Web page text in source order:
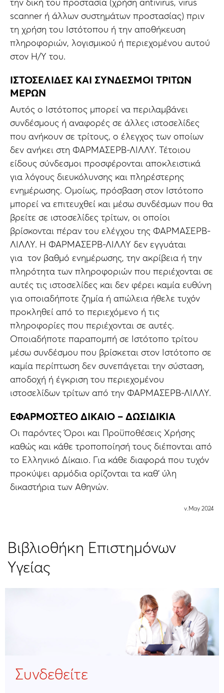
την δική του προστασία (χρήση antivirus, virus
scanner ή άλλων συστημάτων προστασίας) πριν
τη χρήση του Ιστότοπου ή την αποθήκευση
πληροφοριών, λογισμικού ή περιεχομένου αυτού
στον Η/Υ του.
ΙΣΤΟΣΕΛΙΔΕΣ ΚΑΙ ΣΥΝΔΕΣΜΟΙ ΤΡΙΤΩΝ
ΜΕΡΩΝ
Αυτός ο Ιστότοπος μπορεί να περιλαμβάνει
συνδέσμους ή αναφορές σε άλλες ιστοσελίδες
που ανήκουν σε τρίτους, ο έλεγχος των οποίων
δεν ανήκει στη ΦΑΡΜΑΣΕΡΒ-ΛΙΛΛΥ. Τέτοιου
είδους σύνδεσμοι προσφέρονται αποκλειστικά
για λόγους διευκόλυνσης και πληρέστερης
ενημέρωσης. Ομοίως, πρόσβαση στον Ιστότοπο
μπορεί να επιτευχθεί και μέσω συνδέσμων που θα
βρείτε σε ιστοσελίδες τρίτων, οι οποίοι
βρίσκονται πέραν του ελέγχου της ΦΑΡΜΑΣΕΡΒ-
ΛΙΛΛΥ. Η ΦΑΡΜΑΣΕΡΒ-ΛΙΛΛΥ δεν εγγυάται
για τον βαθμό ενημέρωσης, την ακρίβεια ή την
πληρότητα των πληροφοριών που περιέχονται σε
αυτές τις ιστοσελίδες και δεν φέρει καμία ευθύνη
για οποιαδήποτε ζημία ή απώλεια ήθελε τυχόν
προκληθεί από το περιεχόμενο ή τις
πληροφορίες που περιέχονται σε αυτές.
Οποιαδήποτε παραπομπή σε Ιστότοπο τρίτου
μέσω συνδέσμου που βρίσκεται στον Ιστότοπο σε
καμία περίπτωση δεν συνεπάγεται την σύσταση,
αποδοχή ή έγκριση του περιεχομένου
ιστοσελίδων τρίτων από την ΦΑΡΜΑΣΕΡΒ-ΛΙΛΛΥ.
ΕΦΑΡΜΟΣΤΕΟ ΔΙΚΑΙΟ – ΔΩΣΙΔΙΚΙΑ
Οι παρόντες Όροι και Προϋποθέσεις Χρήσης
καθώς και κάθε τροποποίησή τους διέπονται από
το Ελληνικό Δίκαιο. Για κάθε διαφορά που τυχόν
προκύψει αρμόδια ορίζονται τα καθ' ύλη
δικαστήρια των Αθηνών.
v.May 2024
Βιβλιοθήκη Επιστημόνων
Υγείας
Συνδεθείτε